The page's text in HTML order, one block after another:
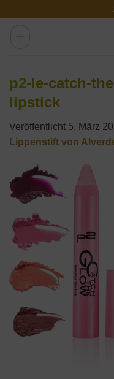
p2-le-catch-
lipstick
Veröffentlicht 5. März
Lippenstift von